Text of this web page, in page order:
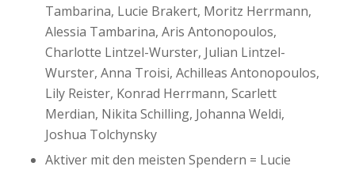
Tambarina, Lucie Brakert, Moritz Herrmann,
Alessia Tambarina, Aris Antonopoulos,
Charlotte Lintzel-Wurster, Julian Lintzel-
Wurster, Anna Troisi, Achilleas Antonopoulos,
Lily Reister, Konrad Herrmann, Scarlett
Merdian, Nikita Schilling, Johanna Weldi,
Joshua Tolchynsky
Aktiver mit den meisten Spendern = Lucie